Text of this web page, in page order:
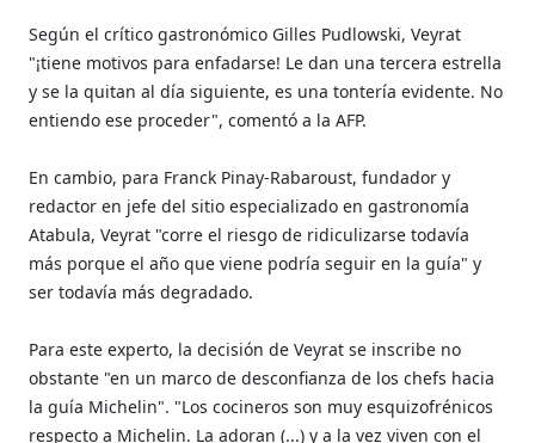
Según el crítico gastronómico Gilles Pudlowski, Veyrat
"¡tiene motivos para enfadarse! Le dan una tercera estrella
y se la quitan al día siguiente, es una tontería evidente. No
entiendo ese proceder", comentó a la AFP.
En cambio, para Franck Pinay-Rabaroust, fundador y
redactor en jefe del sitio especializado en gastronomía
Atabula, Veyrat "corre el riesgo de ridiculizarse todavía
más porque el año que viene podría seguir en la guía" y
ser todavía más degradado.
Para este experto, la decisión de Veyrat se inscribe no
obstante "en un marco de desconfianza de los chefs hacia
la guía Michelin". "Los cocineros son muy esquizofrénicos
respecto a Michelin. La adoran (...) y a la vez viven con el